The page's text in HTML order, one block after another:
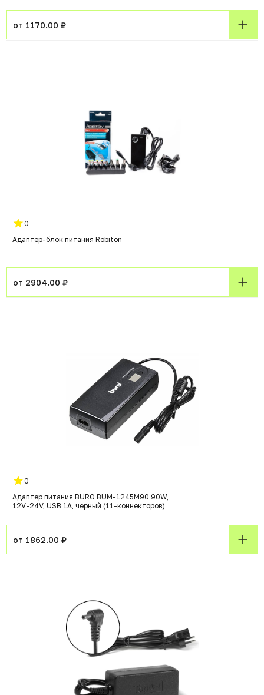
от 1170.00 ₽
0
Адаптер-блок питания Robiton
от 2904.00 ₽
0
Адаптер питания BURO BUM-1245M90 90W,
12V-24V, USB 1A, черный (11-коннекторов)
от 1862.00 ₽